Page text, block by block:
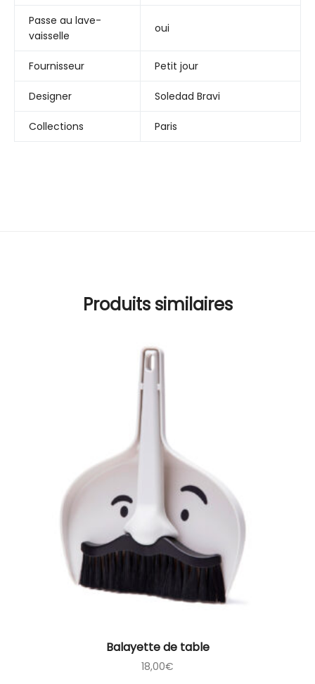
Passe au lave-
vaisselle
oui
Fournisseur Petit jour
Designer Soledad Bravi
Collections Paris
Produits similaires
Balayette de table
18,00€